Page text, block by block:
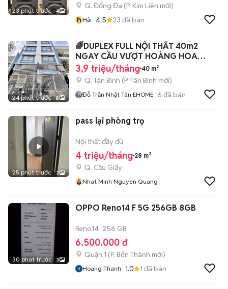
23 phút trước 4
Q. Đống Đa (P. Kim Liên mới)
hHải 4.5 23 đã bán
24 phút trước 8
🌈DUPLEX FULL NỘI THẤT 40m2
NGAY CẦU VƯỢT HOÀNG HOA
THÁM CỘNG HOÀ
3,9 triệu/tháng 40 m²
Q. Tân Bình (P. Tân Bình mới)
Đỗ Trần Nhật Tân EHOME 6 đã bán
25 phút trước 3
pass lại phòng trọ
Nội thất đầy đủ
4 triệu/tháng 28 m²
Q. Cầu Giấy
Nhat Minh Nguyen Quang
30 phút trước 3
OPPO Reno14 F 5G 256GB 8GB
Reno14 256 GB
6.500.000 đ
Quận 1 (P. Bến Thành mới)
Hoang Thanh 1.0 1 đã bán